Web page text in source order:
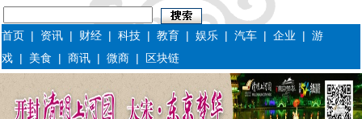
首页 | 资讯 | 财经 |科技 |教育 |娱乐 |汽车 |企业 |游
戏 | 美食 |商讯 |微商 | 区块链